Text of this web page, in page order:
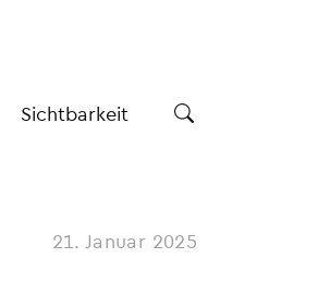
Sichtbarkeit
21. Januar 2025